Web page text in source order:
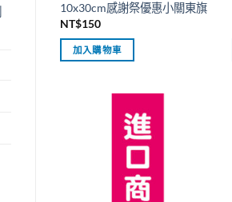
10x30cm感謝祭優惠小關東旗
NT$150
加入購物車